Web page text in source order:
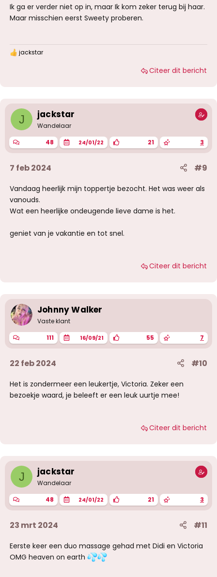
Ik ga er verder niet op in, maar Ik kom zeker terug bij haar.
Maar misschien eerst Sweety proberen.
W
n
g
n
:
jackstar
Citeer dit bericht
J jackstar
Wandelaar
48 24/01/22 21 3
7 feb 2024 #9
Vandaag heerlijk mijn toppertje bezocht. Het was weer als
vanouds.
Wat een heerlijke ondeugende lieve dame is het.
geniet van je vakantie en tot snel.
Citeer dit bericht
Johnny Walker
Vaste klant
111 16/09/21 55 7
22 feb 2024 #10
Het is zondermeer een leukertje, Victoria. Zeker een
bezoekje waard, je beleeft er een leuk uurtje mee!
Citeer dit bericht
J jackstar
Wandelaar
48 24/01/22 21 3
23 mrt 2024 #11
Eerste keer een duo massage gehad met Didi en Victoria
OMG heaven on earth